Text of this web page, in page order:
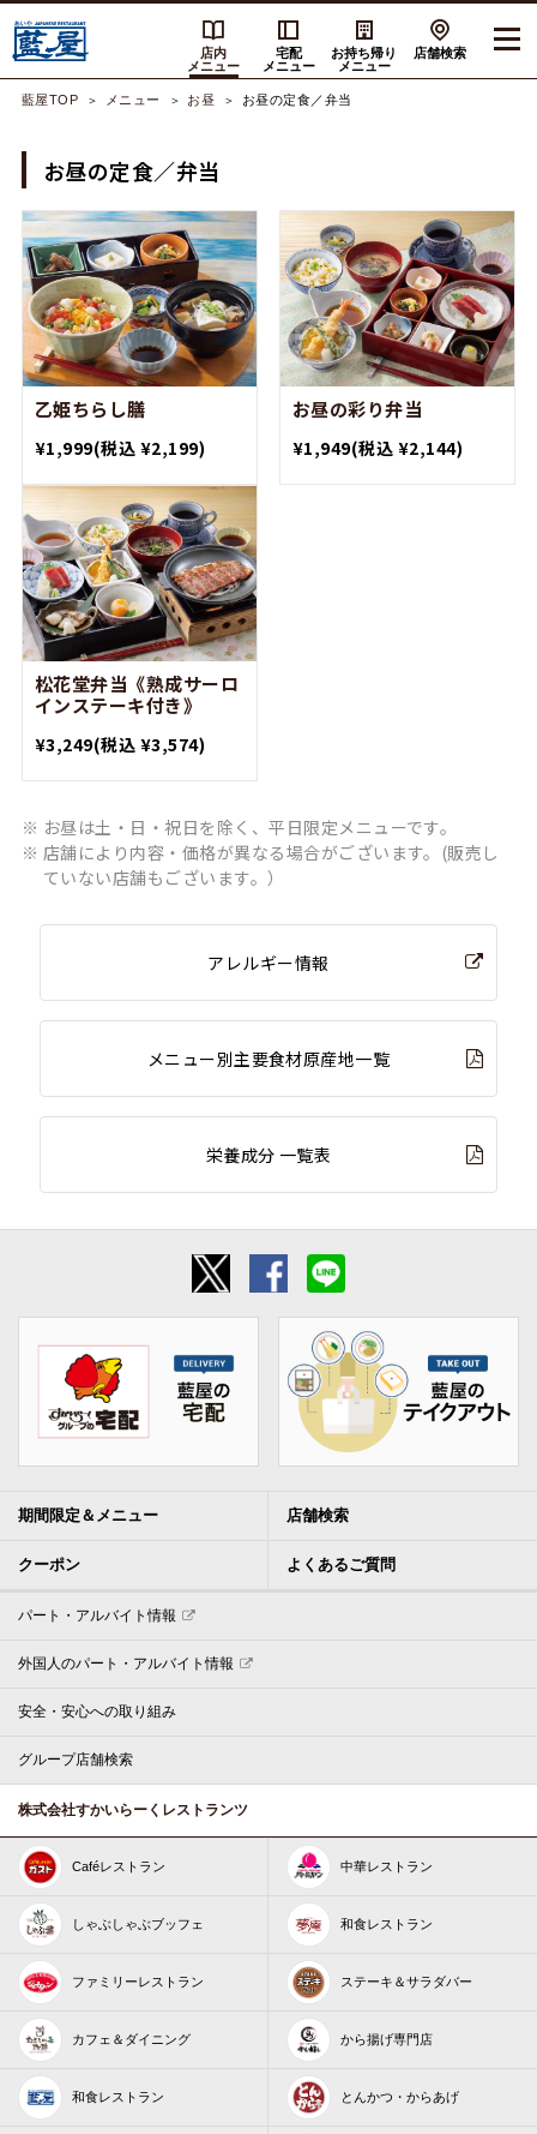
店内
メニュー
宅配
メニュー
お持ち帰り
メニュー
店舗検索
藍屋TOP メニュー お昼 お昼の定食／弁当
お昼の定食／弁当
乙姫ちらし膳
¥1,999(税込 ¥2,199)
お昼の彩り弁当
¥1,949(税込 ¥2,144)
松花堂弁当《熟成サーロ
インステーキ付き》
¥3,249(税込 ¥3,574)
お昼は土・日・祝日を除く、平日限定メニューです。
店舗により内容・価格が異なる場合がございます。(販売し
ていない店舗もございます。）
アレルギー情報
メニュー別主要食材原産地一覧
栄養成分 一覧表
期間限定＆メニュー 店舗検索
クーポン よくあるご質問
パート・アルバイト情報
外国人のパート・アルバイト情報
安全・安心への取り組み
グループ店舗検索
株式会社すかいらーくレストランツ
Caféレストラン 中華レストラン
しゃぶしゃぶブッフェ 和食レストラン
ファミリーレストラン ステーキ＆サラダバー
カフェ＆ダイニング から揚げ専門店
和食レストラン とんかつ・からあげ